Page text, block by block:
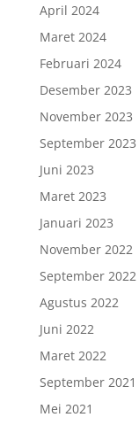
April 2024
Maret 2024
Februari 2024
Desember 2023
November 2023
September 2023
Juni 2023
Maret 2023
Januari 2023
November 2022
September 2022
Agustus 2022
Juni 2022
Maret 2022
September 2021
Mei 2021